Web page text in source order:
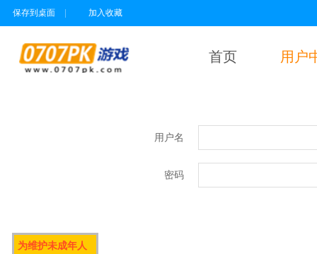
保存到桌面 加入收藏
首页 用户
用户名
密码
为维护未成年人